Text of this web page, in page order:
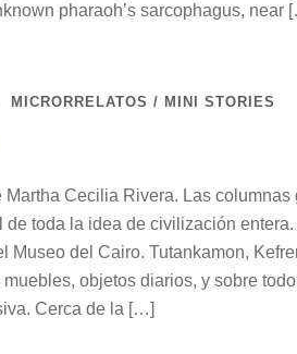
pharaoh’s sarcophagus, near
MICRORRELATOS / MINI STORIES
Martha Cecilia Rivera. Las
de toda la idea de civilización
Museo del Cairo. Tutankamon,
objetos diarios, y sobre
Cerca de la […]